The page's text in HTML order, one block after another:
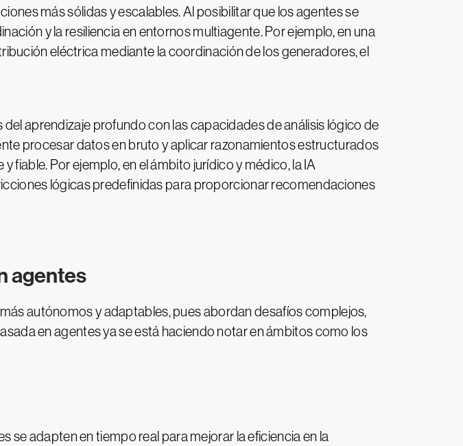
más sólidas y escalables. Al posibilitar que los agentes se
y la resiliencia en entornos multiagente. Por ejemplo, en una
eléctrica mediante la coordinación de los generadores, el
aprendizaje profundo con las capacidades de análisis lógico de
procesar datos en bruto y aplicar razonamientos estructurados
fiable. Por ejemplo, en el ámbito jurídico y médico, la IA
lógicas predefinidas para proporcionar recomendaciones
agentes
autónomos y adaptables, pues abordan desafíos complejos,
en agentes ya se está haciendo notar en ámbitos como los
se adapten en tiempo real para mejorar la eficiencia en la